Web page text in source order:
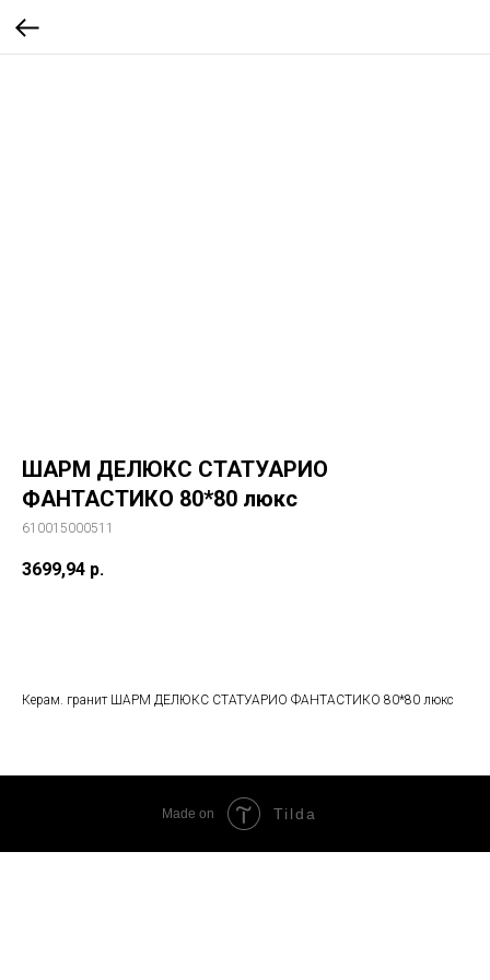
ШАРМ ДЕЛЮКС СТАТУАРИО
ФАНТАСТИКО 80*80 люкс
610015000511
3699,94 р.
Керам. гранит ШАРМ ДЕЛЮКС СТАТУАРИО ФАНТАСТИКО 80*80 люкс
Made on Tilda